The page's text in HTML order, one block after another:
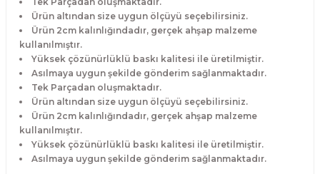
Ürün altından size uygun ölçüyü seçebilirsiniz.
Ürün 2cm kalınlığındadır, gerçek ahşap malzeme
kullanılmıştır.
Yüksek çözünürlüklü baskı kalitesi ile üretilmiştir.
Asılmaya uygun şekilde gönderim sağlanmaktadır.
Tek Parçadan oluşmaktadır.
Ürün altından size uygun ölçüyü seçebilirsiniz.
Ürün 2cm kalınlığındadır, gerçek ahşap malzeme
kullanılmıştır.
Yüksek çözünürlüklü baskı kalitesi ile üretilmiştir.
Asılmaya uygun şekilde gönderim sağlanmaktadır.